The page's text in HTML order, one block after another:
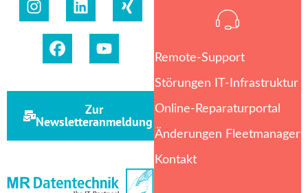
Zur
Newsletteranmeldung
Remote-Support
Störungen IT-Infrastruktur
Online-Reparaturportal
Änderungen Fleetmanager
Kontakt